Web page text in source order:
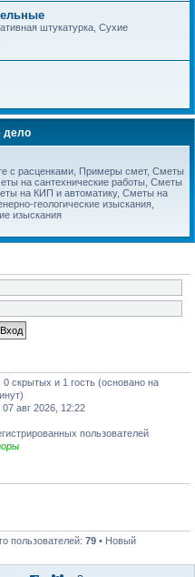
штукатурка, Сухие
дело
с расценками, Примеры смет, Сметы
на сантехнические работы, Сметы
на КИП и автоматику, Сметы на
геологические изыскания,
изыскания
скрытых и 1 гость (основано на
авг 2026, 12:22
пользователей
пользователей: 79 • Новый